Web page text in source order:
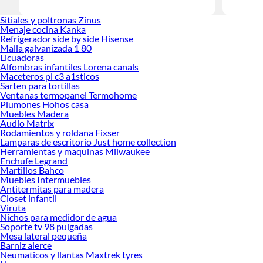
Sitiales y poltronas Zinus
Menaje cocina Kanka
Refrigerador side by side Hisense
Malla galvanizada 1 80
Licuadoras
Alfombras infantiles Lorena canals
Maceteros pl c3 a1sticos
Sarten para tortillas
Ventanas termopanel Termohome
Plumones Hohos casa
Muebles Madera
Audio Matrix
Rodamientos y roldana Fixser
Lamparas de escritorio Just home collection
Herramientas y maquinas Milwaukee
Enchufe Legrand
Martillos Bahco
Muebles Intermuebles
Antitermitas para madera
Closet infantil
Viruta
Nichos para medidor de agua
Soporte tv 98 pulgadas
Mesa lateral pequeña
Barniz alerce
Neumaticos y llantas Maxtrek tyres